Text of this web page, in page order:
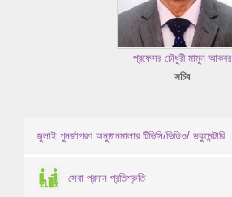
প্রফেসর চৌধুরী মামুন আকবর
সচিব
জুলাই পুনর্জাগরণ অনুষ্ঠানমালার টিভিসি/ভিডিও/ ডকুমেন্টারি
সেবা প্রদান প্রতিশ্রুতি